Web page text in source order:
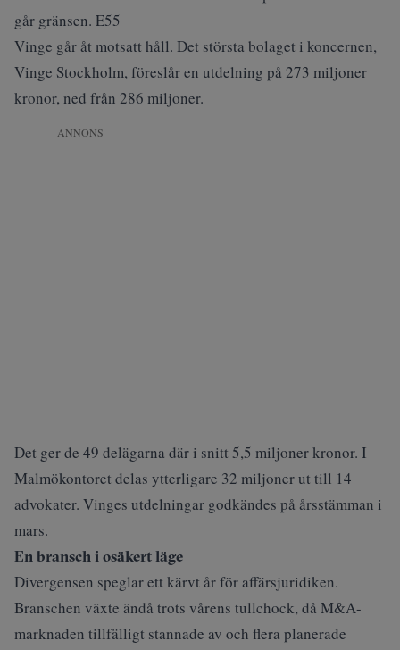
går gränsen. E55
Vinge går åt motsatt håll. Det största bolaget i koncernen,
Vinge Stockholm, föreslår en utdelning på 273 miljoner
kronor, ned från 286 miljoner.
ANNONS
Det ger de 49 delägarna där i snitt 5,5 miljoner kronor. I
Malmökontoret delas ytterligare 32 miljoner ut till 14
advokater. Vinges utdelningar godkändes på årsstämman i
mars.
En bransch i osäkert läge
Divergensen speglar ett kärvt år för affärsjuridiken.
Branschen växte ändå trots vårens tullchock, då M&A-
marknaden tillfälligt stannade av och flera planerade